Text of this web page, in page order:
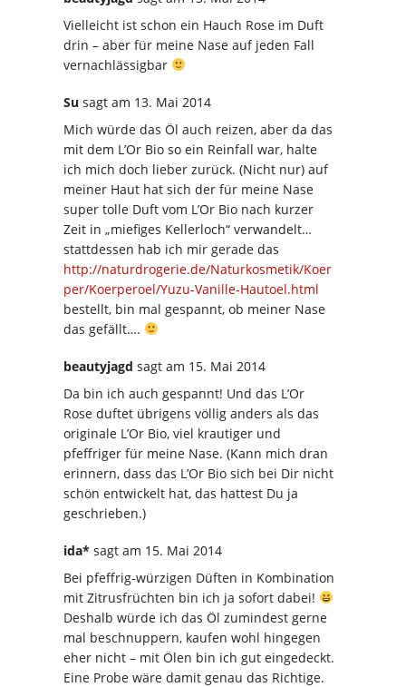
Vielleicht ist schon ein Hauch Rose im Duft
drin – aber für meine Nase auf jeden Fall
vernachlässigbar
Su sagt am 13. Mai 2014
Mich würde das Öl auch reizen, aber da das
mit dem L’Or Bio so ein Reinfall war, halte
ich mich doch lieber zurück. (Nicht nur) auf
meiner Haut hat sich der für meine Nase
super tolle Duft vom L’Or Bio nach kurzer
Zeit in „miefiges Kellerloch“ verwandelt…
stattdessen hab ich mir gerade das
http://naturdrogerie.de/Naturkosmetik/Koer
per/Koerperoel/Yuzu-Vanille-Hautoel.html
bestellt, bin mal gespannt, ob meiner Nase
das gefällt….
beautyjagd sagt am 15. Mai 2014
Da bin ich auch gespannt! Und das L’Or
Rose duftet übrigens völlig anders als das
originale L’Or Bio, viel krautiger und
pfeffriger für meine Nase. (Kann mich dran
erinnern, dass das L’Or Bio sich bei Dir nicht
schön entwickelt hat, das hattest Du ja
geschrieben.)
ida* sagt am 15. Mai 2014
Bei pfeffrig-würzigen Düften in Kombination
mit Zitrusfrüchten bin ich ja sofort dabei!
Deshalb würde ich das Öl zumindest gerne
mal beschnuppern, kaufen wohl hingegen
eher nicht – mit Ölen bin ich gut eingedeckt.
Eine Probe wäre damit genau das Richtige.